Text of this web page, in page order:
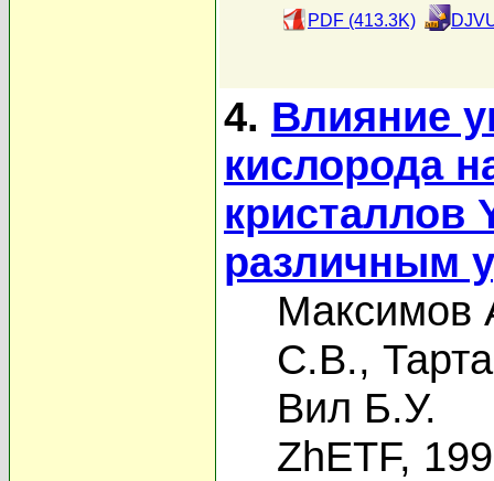
PDF (413.3K)
4. Влияние
кислорода
кристаллов
различным
Максимов
С.В.,
Вил Б.У.
ZhETF,